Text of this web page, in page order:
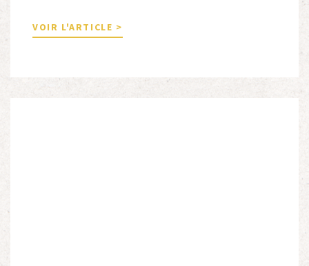
Cordeboeuf, Christophe Touron et Agnès Dioné,
Nouvelles Sources Éditions, 2026. Ils venaient
autres […]
VOIR L'ARTICLE >